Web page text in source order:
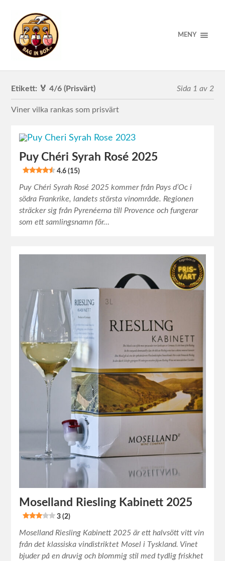
MENY
Etikett: 🏅 4/6 (Prisvärt) Sida 1 av 2
Viner vilka rankas som prisvärt
Puy Chéri Syrah Rosé 2025
4.6 (15)
Puy Chéri Syrah Rosé 2025 kommer från Pays d’Oc i
södra Frankrike, landets största vinområde. Regionen
sträcker sig från Pyrenéerna till Provence och fungerar
som ett samlingsnamn för…
Moselland Riesling Kabinett 2025
3 (2)
Moselland Riesling Kabinett 2025 är ett halvsött vitt vin
från det klassiska vindistriktet Mosel i Tyskland. Vinet
bjuder på en druvig och blommig stil med tydlig friskhet